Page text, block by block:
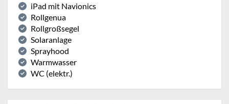
iPad mit Navionics
Rollgenua
Rollgroßsegel
Solaranlage
Sprayhood
Warmwasser
WC (elektr.)